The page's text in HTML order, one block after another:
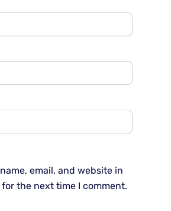
email, and website in
the next time I comment.